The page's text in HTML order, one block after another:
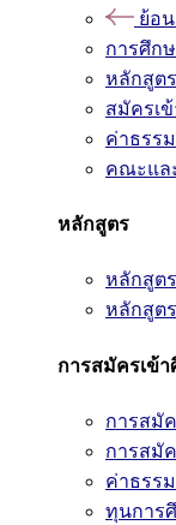
ย้อ
การศึก
หลักสูต
สมัครเ
ค่าธรร
คณะแล
หลักสูตร
หลักสูต
หลักสูต
การสมัครเข้
การสมั
การสมั
ค่าธรร
ทุนการ